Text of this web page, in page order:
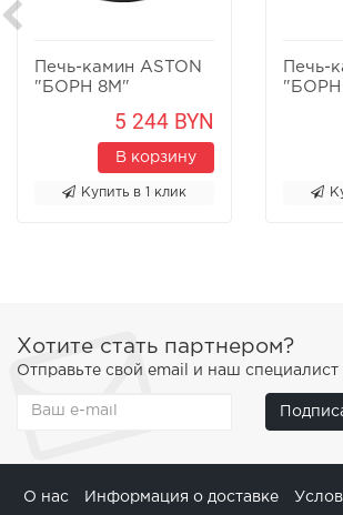
Печь-камин ASTON
"БОРН 8М"
5 244 BYN
В корзину
Купить в 1 клик
Печь-
"БОРН
Хотите стать партнером?
Отправьте свой email и наш специалист
О нас Информация о доставке